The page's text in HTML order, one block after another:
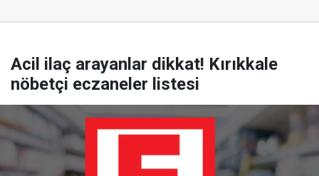
Acil ilaç arayanlar dikkat! Kırıkkale
nöbetçi eczaneler listesi